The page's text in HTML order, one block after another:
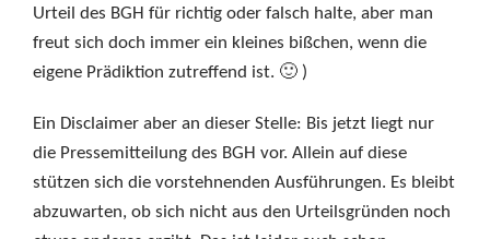
Urteil des BGH für richtig oder falsch halte, aber man
freut sich doch immer ein kleines bißchen, wenn die
eigene Prädiktion zutreffend ist. 🙂 )
Ein Disclaimer aber an dieser Stelle: Bis jetzt liegt nur
die Pressemitteilung des BGH vor. Allein auf diese
stützen sich die vorstehnenden Ausführungen. Es bleibt
abzuwarten, ob sich nicht aus den Urteilsgründen noch